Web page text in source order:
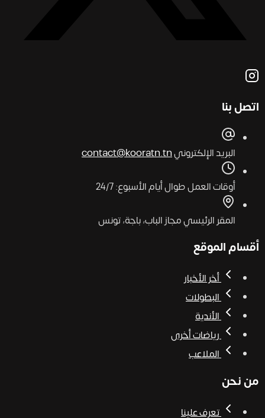
اتصل بنا
البريد الإلكترونيcontact@kooratn.tn
أوقات العملطوال أيام الأسبوع: 24/7
المقر الرئيسيمجاز الباب، باجة، تونس
أقسام الموقع
أخر الأخبار
البطولات
الأندية
رياضات أخرى
الملاعب
من نحن
تعرف علينا